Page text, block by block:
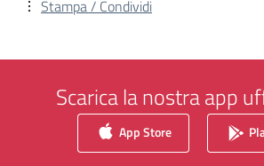
Stampa / Condividi
Scarica la nostra app
App Store